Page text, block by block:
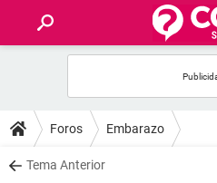
FOROS
SALUD
Foros Embarazo
Tema Anterior